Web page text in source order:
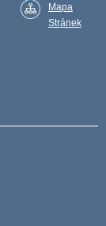
Mapa
Stránek